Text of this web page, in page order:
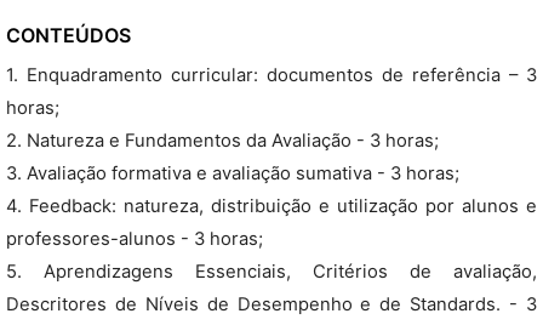
CONTEÚDOS
1. Enquadramento curricular: documentos de referência – 3
horas;
2. Natureza e Fundamentos da Avaliação - 3 horas;
3. Avaliação formativa e avaliação sumativa - 3 horas;
4. Feedback: natureza, distribuição e utilização por alunos e
professores-alunos - 3 horas;
5. Aprendizagens Essenciais, Critérios de avaliação,
Descritores de Níveis de Desempenho e de Standards. - 3